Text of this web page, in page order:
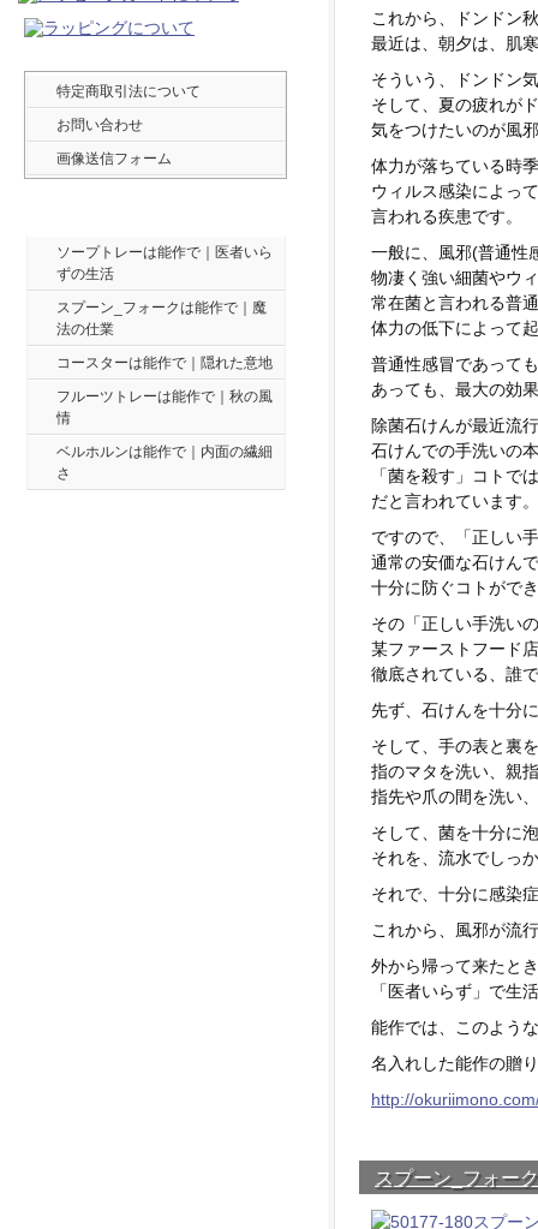
これから、ドンドン
最近は、朝夕は、肌
そういう、ドンドン
そして、夏の疲れが
気をつけたいのが風
体力が落ちている時
ウィルス感染によっ
言われる疾患です。
一般に、風邪(普通性
物凄く強い細菌やウ
常在菌と言われる普
体力の低下によって
普通性感冒であって
あっても、最大の効
除菌石けんが最近流
石けんでの手洗いの
「菌を殺す」コトで
だと言われています。
ですので、「正しい
通常の安価な石けん
十分に防ぐコトがで
その「正しい手洗い
某ファーストフード
徹底されている、誰
先ず、石けんを十分
そして、手の表と裏
指のマタを洗い、親
指先や爪の間を洗い
そして、菌を十分に
それを、流水でしっ
それで、十分に感染
これから、風邪が流
外から帰って来たと
「医者いらず」で生
能作では、このよう
名入れした能作の贈
http://
スプーン_フォー
特定商取引法について
お問い合わせ
画像送信フォーム
ソープトレーは能作で｜医者いら
ずの生活
スプーン_フォークは能作で｜魔
法の仕業
コースターは能作で｜隠れた意地
フルーツトレーは能作で｜秋の風
情
ベルホルンは能作で｜内面の繊細
さ